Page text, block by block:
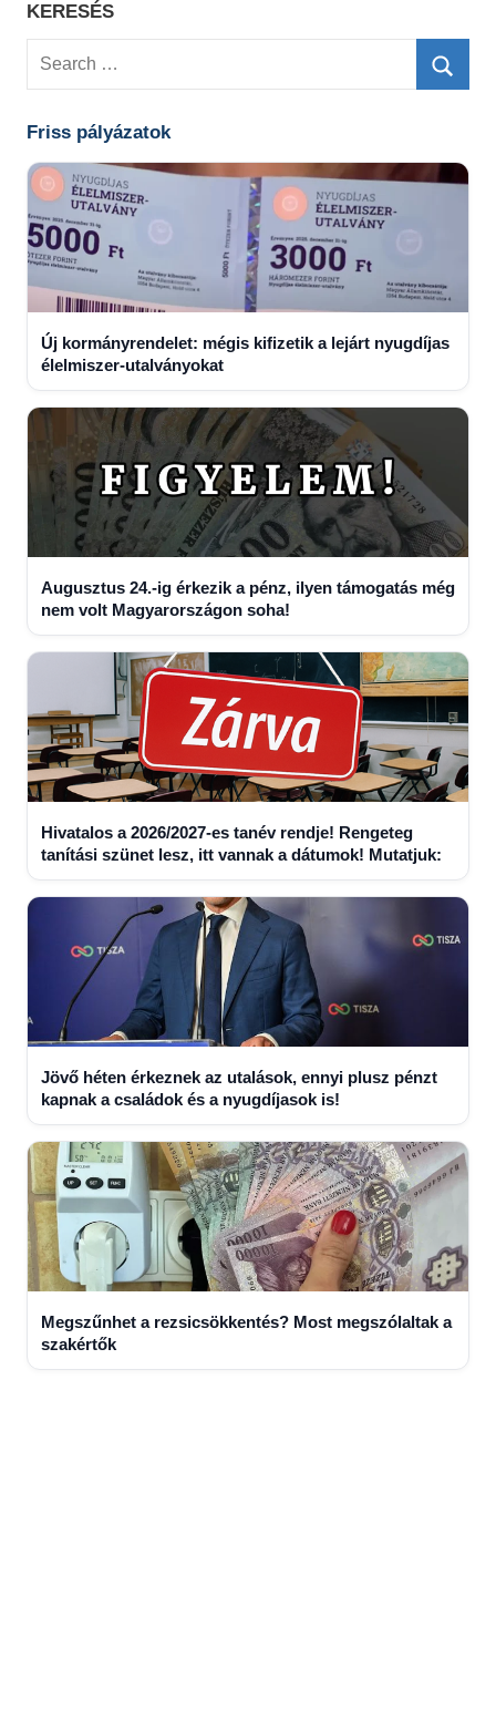
KERESÉS
Search
Friss pályázatok
Új kormányrendelet: mégis kifizetik a lejárt nyugdíjas
élelmiszer-utalványokat
Augusztus 24.-ig érkezik a pénz, ilyen támogatás még
nem volt Magyarországon soha!
Hivatalos a 2026/2027-es tanév rendje! Rengeteg
tanítási szünet lesz, itt vannak a dátumok! Mutatjuk:
Jövő héten érkeznek az utalások, ennyi plusz pénzt
kapnak a családok és a nyugdíjasok is!
Megszűnhet a rezsicsökkentés? Most megszólaltak a
szakértők